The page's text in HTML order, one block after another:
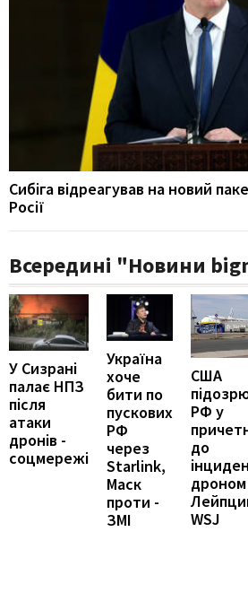
Сибіга відреагував на новий
Росії
Всередині "Новини
У Сизрані
палає НПЗ
після
атаки
дронів -
соцмережі
Україна
хоче
бити по
пускових
РФ
через
Starlink,
Маск
проти -
ЗМІ
США
РФ у
до
WSJ